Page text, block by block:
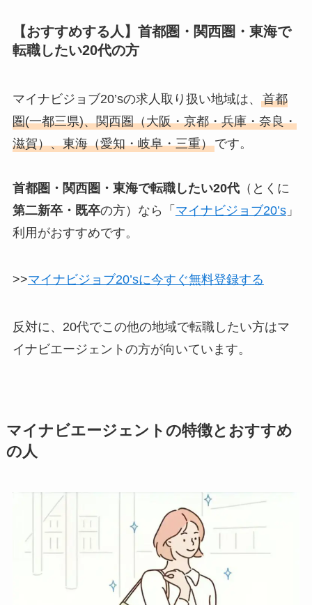
【おすすめする人】首都圏・関西圏・東海で
転職したい20代の方
マイナビジョブ20’sの求人取り扱い地域は、 首都
圏(一都三県)、関西圏（大阪・京都・兵庫・奈良・
滋賀）、東海（愛知・岐阜・三重）です。
首都圏・関西圏・東海で転職したい20代（とくに
第二新卒・既卒の方）なら「 マイナビジョブ20’s」
利用がおすすめです。
>>マイナビジョブ20’sに今すぐ無料登録する
反対に、20代でこの他の地域で転職したい方はマ
イナビエージェントの方が向いています。
マイナビエージェントの特徴とおすすめ
の人